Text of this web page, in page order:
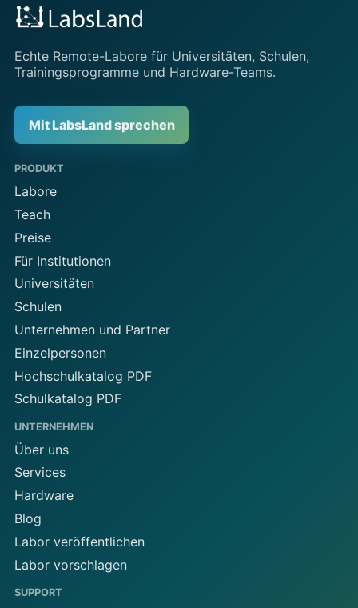
Echte Remote-Labore für Universitäten, Schulen,
Trainingsprogramme und Hardware-Teams.
Mit LabsLand sprechen
PRODUKT
Labore
Teach
Preise
Für Institutionen
Universitäten
Schulen
Unternehmen und Partner
Einzelpersonen
Hochschulkatalog PDF
Schulkatalog PDF
UNTERNEHMEN
Über uns
Services
Hardware
Blog
Labor veröffentlichen
Labor vorschlagen
SUPPORT